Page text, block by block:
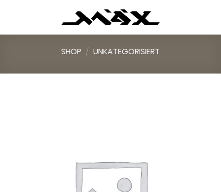
SHOP / UNKATEGORISIERT